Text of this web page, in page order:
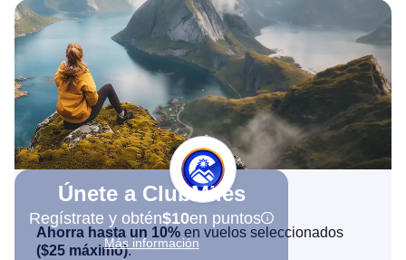
Únete a ClubMiles
Regístrate y obtén$10en puntos
Más información
Ahorra hasta un 10% en vuelos seleccionados
($25 máximo).